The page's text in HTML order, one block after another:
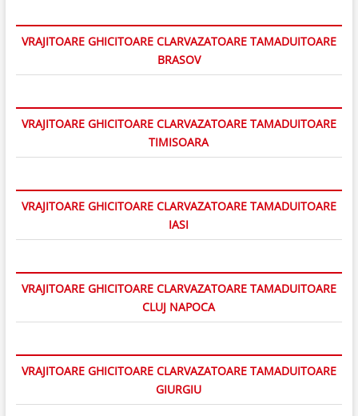
VRAJITOARE GHICITOARE CLARVAZATOARE TAMADUITOARE
BRASOV
VRAJITOARE GHICITOARE CLARVAZATOARE TAMADUITOARE
TIMISOARA
VRAJITOARE GHICITOARE CLARVAZATOARE TAMADUITOARE
IASI
VRAJITOARE GHICITOARE CLARVAZATOARE TAMADUITOARE
CLUJ NAPOCA
VRAJITOARE GHICITOARE CLARVAZATOARE TAMADUITOARE
GIURGIU